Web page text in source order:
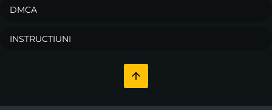
DMCA
INSTRUCTIUNI